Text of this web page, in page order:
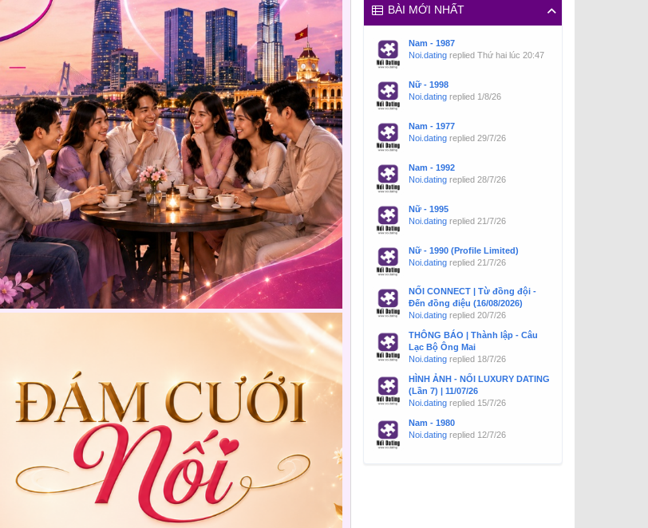
BÀI MỚI NHẤT
Nam - 1987
Noi.dating replied Thứ hai lúc 20:47
Nữ - 1998
Noi.dating replied 1/8/26
Nam - 1977
Noi.dating replied 29/7/26
Nam - 1992
Noi.dating replied 28/7/26
Nữ - 1995
Noi.dating replied 21/7/26
Nữ - 1990 (Profile Limited)
Noi.dating replied 21/7/26
NỐI CONNECT | Từ đồng đội -
Đến đồng điệu (16/08/2026)
Noi.dating replied 20/7/26
THÔNG BÁO | Thành lập - Câu
Lạc Bộ Ông Mai
Noi.dating replied 18/7/26
HÌNH ẢNH - NỐI LUXURY DATING
(Lần 7) | 11/07/26
Noi.dating replied 15/7/26
Nam - 1980
Noi.dating replied 12/7/26